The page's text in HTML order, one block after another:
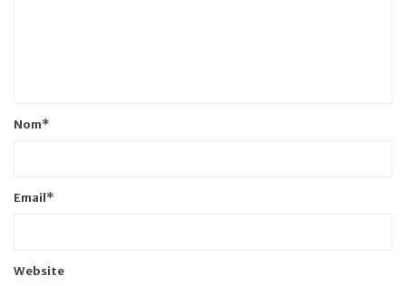
Nom*
Email*
Website